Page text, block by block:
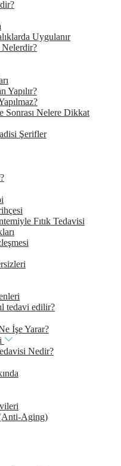
Uygulanır
Nelerdir?
Yapılır?
Sonrası Nelere Dikkat
Şerifler
Fıtık Tedavisi
tedavi edilir?
İşe Yarar?
Nedir?
Aging)